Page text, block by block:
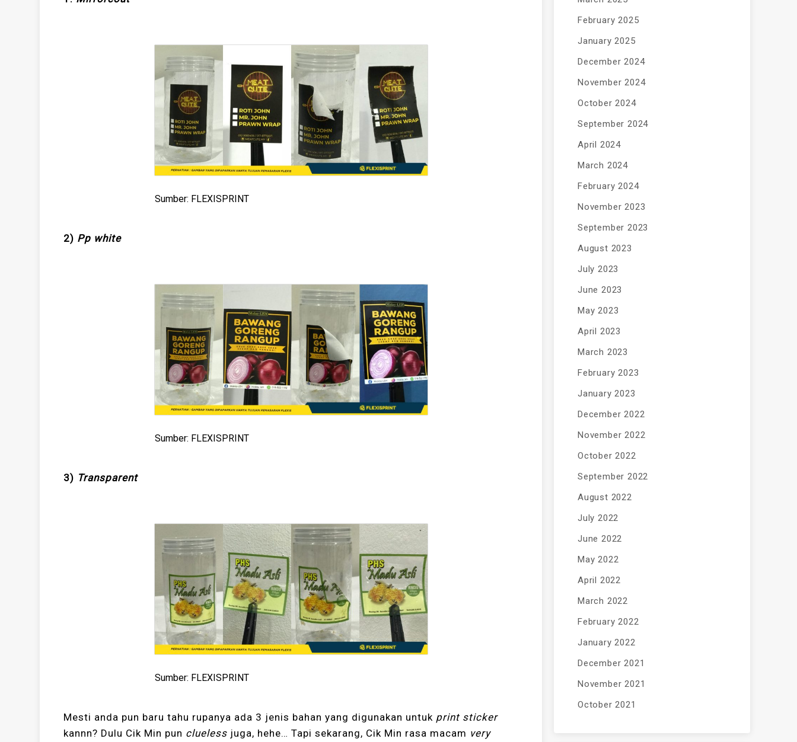
Sumber: FLEXISPRINT
2) Pp white
Sumber: FLEXISPRINT
3) Transparent
Sumber: FLEXISPRINT
Mesti anda pun baru tahu rupanya ada 3 jenis bahan yang digunakan untuk print sticker
kannn? Dulu Cik Min pun clueless juga, hehe… Tapi sekarang, Cik Min rasa macam very
February 2025
January 2025
December 2024
November 2024
October 2024
September 2024
April 2024
March 2024
February 2024
November 2023
September 2023
August 2023
July 2023
June 2023
May 2023
April 2023
March 2023
February 2023
January 2023
December 2022
November 2022
October 2022
September 2022
August 2022
July 2022
June 2022
May 2022
April 2022
March 2022
February 2022
January 2022
December 2021
November 2021
October 2021